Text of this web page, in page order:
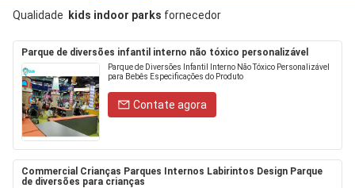
Qualidade kids indoor parks fornecedor
Parque de diversões infantil interno não tóxico personalizável
Parque de Diversões Infantil Interno Não Tóxico Personalizável
para Bebês Especificações do Produto
Contate agora
Commercial Crianças Parques Internos Labirintos Design Parque
de diversões para crianças